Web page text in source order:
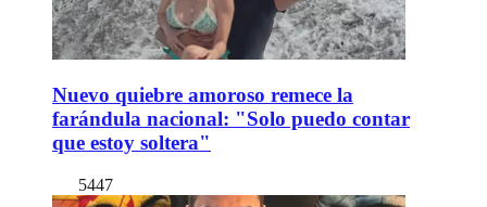
Nuevo quiebre amoroso remece la
farándula nacional: "Solo puedo contar
que estoy soltera"
5447